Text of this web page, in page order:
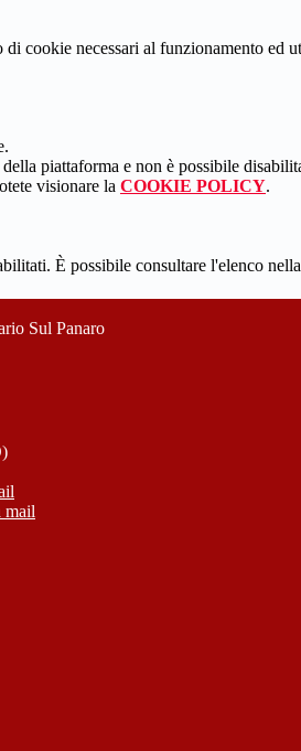
cookie necessari al funzionamento ed
piattaforma e non è possibile
visionare la COOKIE POLICY.
È possibile consultare l'elenco
Sul Panaro
mail